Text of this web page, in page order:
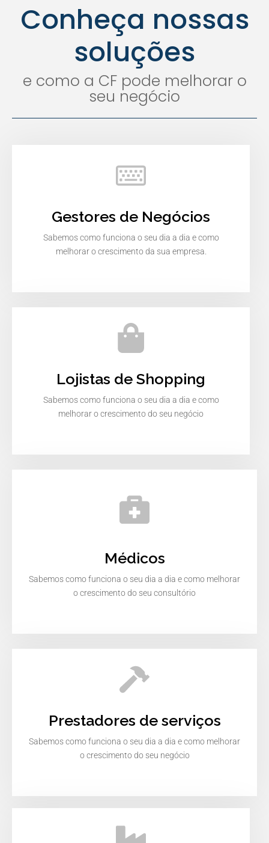
Conheça nossas
soluções
e como a CF pode melhorar o
seu negócio
Gestores de Negócios
Sabemos como funciona o seu dia a dia e como
melhorar o crescimento da sua empresa.
Lojistas de Shopping
Sabemos como funciona o seu dia a dia e como
melhorar o crescimento do seu negócio
Médicos
Sabemos como funciona o seu dia a dia e como melhorar
o crescimento do seu consultório
Prestadores de serviços
Sabemos como funciona o seu dia a dia e como melhorar
o crescimento do seu negócio